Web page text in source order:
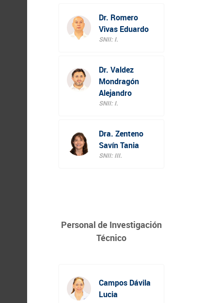
Dr. Romero
Vivas Eduardo
SNII: I.
Dr. Valdez
Mondragón
Alejandro
SNII: I.
Dra. Zenteno
Savín Tania
SNII: III.
Personal de Investigación
Técnico
Campos Dávila
Lucia